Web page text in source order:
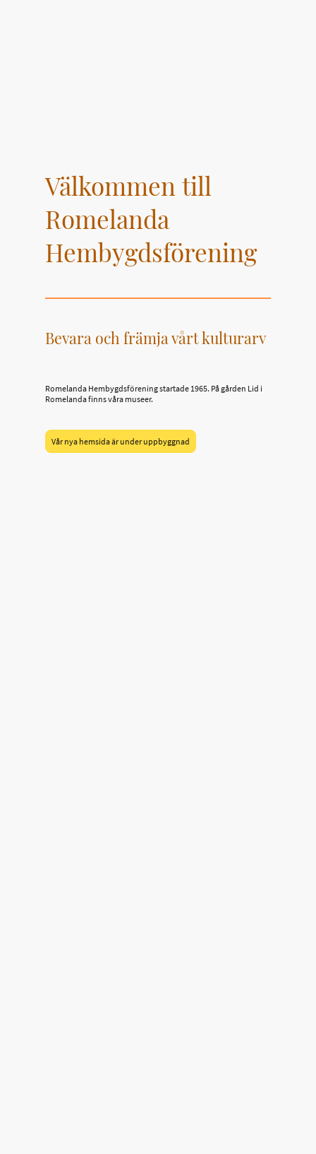
Välkommen till
Romelanda
Hembygdsförening
Bevara och främja vårt kulturarv
Romelanda Hembygdsförening startade 1965. På gården Lid i
Romelanda finns våra museer.
Vår nya hemsida är under uppbyggnad